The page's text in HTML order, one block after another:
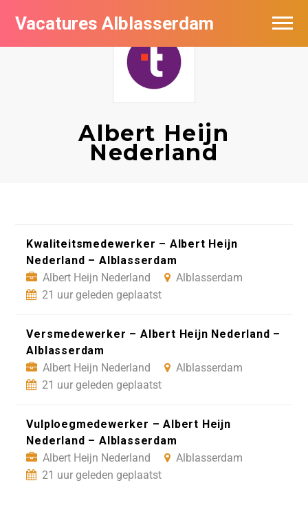
Vacatures Alblasserdam
Albert Heijn
Nederland
Kwaliteitsmedewerker – Albert Heijn
Nederland – Alblasserdam
Albert Heijn Nederland
Alblasserdam
21 uur geleden geplaatst
Versmedewerker – Albert Heijn Nederland –
Alblasserdam
Albert Heijn Nederland
Alblasserdam
21 uur geleden geplaatst
Vulploegmedewerker – Albert Heijn
Nederland – Alblasserdam
Albert Heijn Nederland
Alblasserdam
21 uur geleden geplaatst
Vacatures per bedrijf in Alblasserdam
De populairste vacatures in Alblasserdam